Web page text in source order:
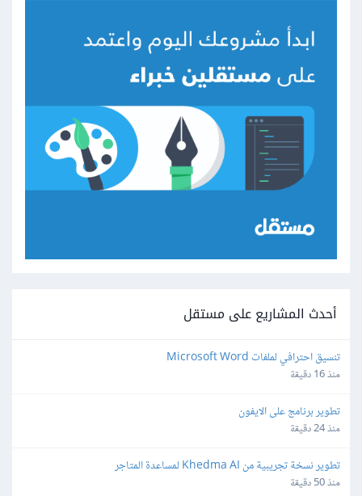
أحدث المشاريع على مستقل
تنسيق احترافي لملفات Microsoft Word
منذ 16 دقيقة
تطوير برنامج على الايفون
منذ 24 دقيقة
تطوير نسخة تجريبية من Khedma AI لمساعدة المتاجر
منذ 50 دقيقة